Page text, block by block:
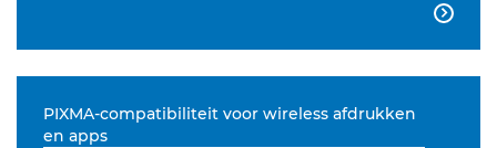

PIXMA-compatibiliteit voor wireless afdrukken
en apps